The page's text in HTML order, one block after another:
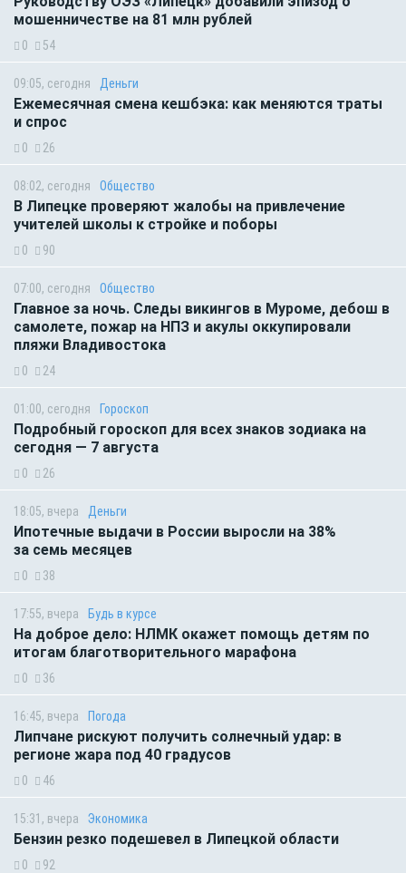
мошенничестве на 81 млн рублей
0 54
09:05, сегодня Деньги
Ежемесячная смена кешбэка: как меняются траты
и спрос
0 26
08:02, сегодня Общество
В Липецке проверяют жалобы на привлечение
учителей школы к стройке и поборы
0 90
07:00, сегодня Общество
Главное за ночь. Следы викингов в Муроме, дебош в
самолете, пожар на НПЗ и акулы оккупировали
пляжи Владивостока
0 24
01:00, сегодня Гороскоп
Подробный гороскоп для всех знаков зодиака на
сегодня — 7 августа
0 26
18:05, вчера Деньги
Ипотечные выдачи в России выросли на 38%
за семь месяцев
0 38
17:55, вчера Будь в курсе
На доброе дело: НЛМК окажет помощь детям по
итогам благотворительного марафона
0 36
16:45, вчера Погода
Липчане рискуют получить солнечный удар: в
регионе жара под 40 градусов
0 46
15:31, вчера Экономика
Бензин резко подешевел в Липецкой области
0 92